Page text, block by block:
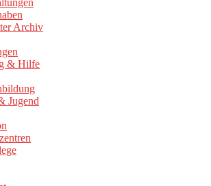
Archiv
& Hilfe
Jugend